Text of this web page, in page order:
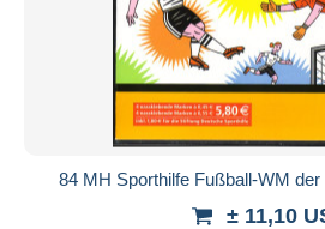
84 MH Sporthilfe Fußball-WM
± 11,10